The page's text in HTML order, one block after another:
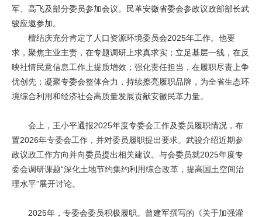
军、高飞及部分委员参加会议。民革安徽省委会参政议政部部长武
骏应邀参加。
檀结庆充分肯定了人口资源环境委员会2025年工作。他要
求，聚焦主业主责，在专题调研上求真求实；立足基层一线，在反
映社情民意信息工作上提质增效；强化责任担当，在履职尽责上争
优创先；凝聚专委会整体合力，持续擦亮履职品牌，为全省生态环
境综合利用和经济社会高质量发展贡献安徽民革力量。
会上，王小平通报2025年度专委会工作及委员履职情况，布
置2026年专委会工作，并对委员履职提出要求。武骏介绍近期参
政议政工作方向并向委员提出相关建议。与会委员就2025年度专
委会调研课题“深化土地节约集约利用综合改革，提高国土空间治
理水平”展开讨论。
2025年，专委会委员积极履职。曾建军撰写的《关于加强灌